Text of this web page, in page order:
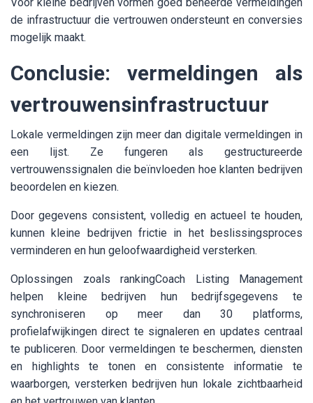
Voor kleine bedrijven vormen goed beheerde vermeldingen
de infrastructuur die vertrouwen ondersteunt en conversies
mogelijk maakt.
Conclusie: vermeldingen als
vertrouwensinfrastructuur
Lokale vermeldingen zijn meer dan digitale vermeldingen in
een lijst. Ze fungeren als gestructureerde
vertrouwenssignalen die beïnvloeden hoe klanten bedrijven
beoordelen en kiezen.
Door gegevens consistent, volledig en actueel te houden,
kunnen kleine bedrijven frictie in het beslissingsproces
verminderen en hun geloofwaardigheid versterken.
Oplossingen zoals rankingCoach Listing Management
helpen kleine bedrijven hun bedrijfsgegevens te
synchroniseren op meer dan 30 platforms,
profielafwijkingen direct te signaleren en updates centraal
te publiceren. Door vermeldingen te beschermen, diensten
en highlights te tonen en consistente informatie te
waarborgen, versterken bedrijven hun lokale zichtbaarheid